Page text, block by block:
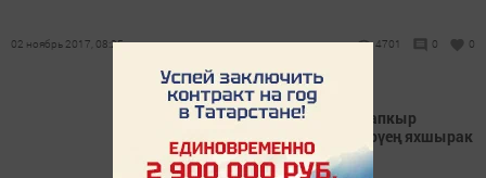
02 ноябрь 2017, 08:25 4701 0 0
Чирмешән крепосте: йөз тапкыр
ишеткәнче, бер тапкыр күрүең яхшырак
(ВИДЕО)